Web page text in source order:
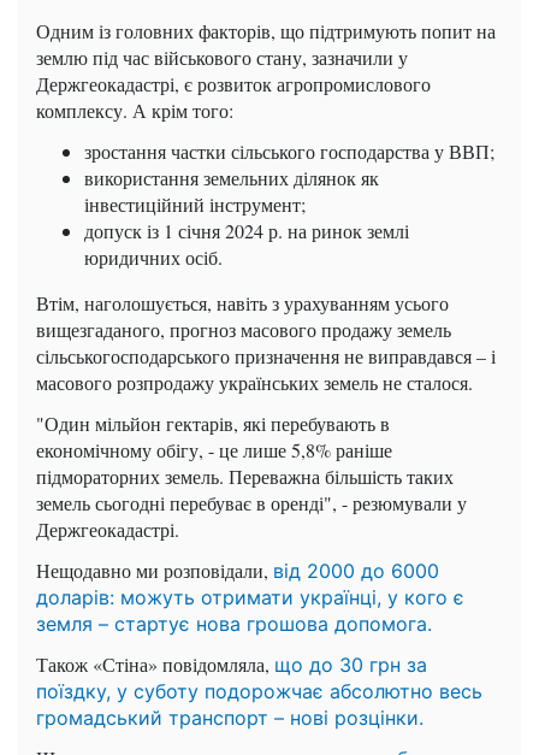
Одним із головних факторів, що підтримують попит на
землю під час військового стану, зазначили у
Держгеокадастрі, є розвиток агропромислового
комплексу. А крім того:
зростання частки сільського господарства у ВВП;
використання земельних ділянок як
інвестиційний інструмент;
допуск із 1 січня 2024 р. на ринок землі
юридичних осіб.
Втім, наголошується, навіть з урахуванням усього
вищезгаданого, прогноз масового продажу земель
сільськогосподарського призначення не виправдався – і
масового розпродажу українських земель не сталося.
"Один мільйон гектарів, які перебувають в
економічному обігу, - це лише 5,8% раніше
підмораторних земель. Переважна більшість таких
земель сьогодні перебуває в оренді", - резюмували у
Держгеокадастрі.
Нещодавно ми розповідали, від 2000 до 6000
доларів: можуть отримати українці, у кого є
земля – стартує нова грошова допомога.
Також «Стіна» повідомляла, що до 30 грн за
поїздку, у суботу подорожчає абсолютно весь
громадський транспорт – нові розцінки.